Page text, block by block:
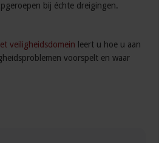
bij échte dreigingen.
veiligheidsdomein leert u hoe u aan
voorspelt en waar